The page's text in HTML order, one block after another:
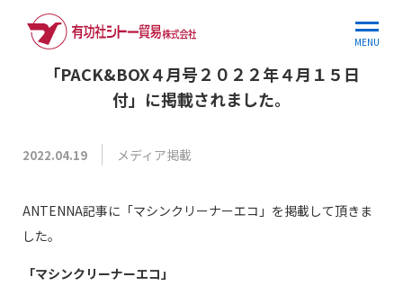
MENU
ホームお知らせ 「PACK&BOX４月号２０２…
「PACK&BOX４月号２０２２年４月１５日
付」に掲載されました。
2022.04.19 メディア掲載
ANTENNA記事に「マシンクリーナーエコ」を掲載して頂きま
した。
「マシンクリーナーエコ」